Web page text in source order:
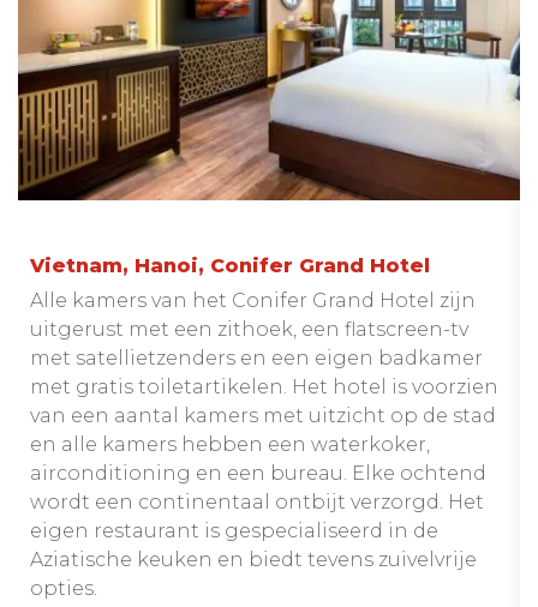
Vietnam, Hanoi, Conifer Grand Hotel
Alle kamers van het Conifer Grand Hotel zijn
uitgerust met een zithoek, een flatscreen-tv
met satellietzenders en een eigen badkamer
met gratis toiletartikelen. Het hotel is voorzien
van een aantal kamers met uitzicht op de stad
en alle kamers hebben een waterkoker,
airconditioning en een bureau. Elke ochtend
wordt een continentaal ontbijt verzorgd. Het
eigen restaurant is gespecialiseerd in de
Aziatische keuken en biedt tevens zuivelvrije
opties.